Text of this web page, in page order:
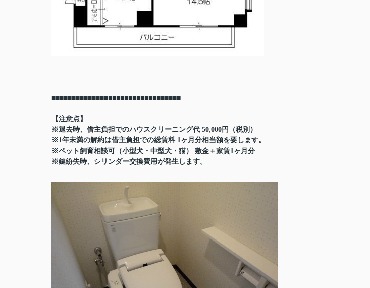
■■■■■■■■■■■■■■■■■■■■■■■■■■■■■■■■
【注意点】
※退去時、借主負担でのハウスクリーニング代 50,000円（税別）
※1年未満の解約は借主負担での総賃料 1ヶ月分相当額を要します。
※ペット飼育相談可（小型犬・中型犬・猫） 敷金＋家賃1ヶ月分
※鍵紛失時、シリンダー交換費用が発生します。